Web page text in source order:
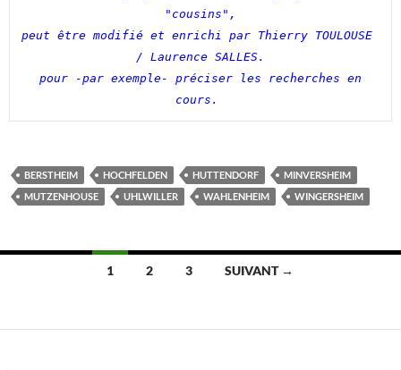
"cousins",
peut être modifié et enrichi par Thierry TOULOUSE
/ Laurence SALLES.
cours.
BERSTHEIM HOCHFELDEN HUTTENDORF
MINVERSHEIM
MUTZENHOUSE
UHLWILLER WAHLENHEIM WINGERSHEIM
Navigation
articles
1 2 3 SUIVANT →